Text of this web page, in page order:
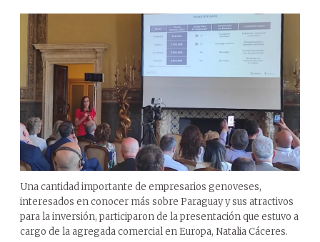
Una cantidad importante de empresarios genoveses,
interesados en conocer más sobre Paraguay y sus atractivos
para la inversión, participaron de la presentación que estuvo a
cargo de la agregada comercial en Europa, Natalia Cáceres.